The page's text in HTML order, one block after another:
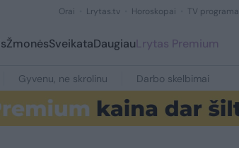
Orai Lrytas.tv Horoskopai TV programa
ŽmonėsSveikataDaugiauLrytas Premium
Gyvenu, ne skrolinu Darbo skelbimai